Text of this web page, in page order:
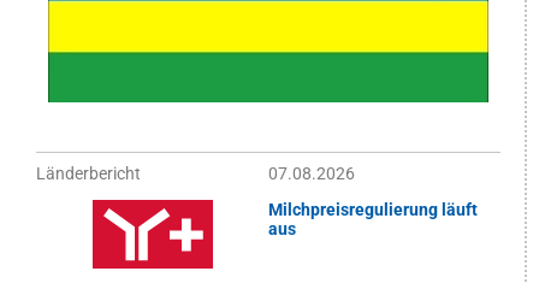
Länderbericht
07.08.2026
Milchpreisregulierung läuft
aus